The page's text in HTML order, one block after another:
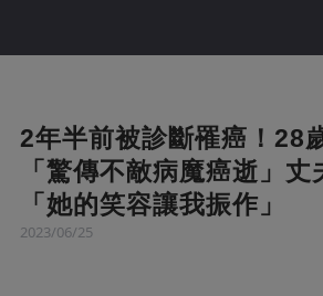
2年半前被診斷罹癌！28
「驚傳不敵病魔癌逝」
「她的笑容讓我振作」
2023/06/25